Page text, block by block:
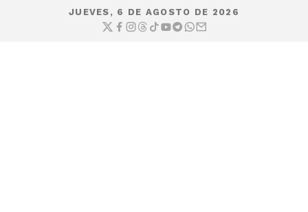
JUEVES, 6 DE AGOSTO DE 2026